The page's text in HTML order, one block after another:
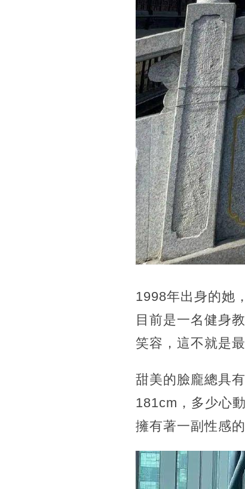
1998年出身的她
目前是一名健身
笑容，這不就是
甜美的臉龐總具
181cm，多少心
擁有著一副性感